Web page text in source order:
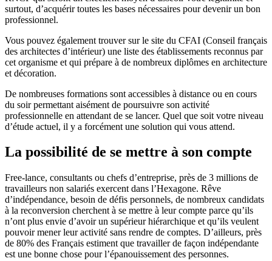
surtout, d’acquérir toutes les bases nécessaires pour devenir un bon
professionnel.
Vous pouvez également trouver sur le site du CFAI (Conseil français
des architectes d’intérieur) une liste des établissements reconnus par
cet organisme et qui prépare à de nombreux diplômes en architecture
et décoration.
De nombreuses formations sont accessibles à distance ou en cours
du soir permettant aisément de poursuivre son activité
professionnelle en attendant de se lancer. Quel que soit votre niveau
d’étude actuel, il y a forcément une solution qui vous attend.
La possibilité de se mettre à son compte
Free-lance, consultants ou chefs d’entreprise, près de 3 millions de
travailleurs non salariés exercent dans l’Hexagone. Rêve
d’indépendance, besoin de défis personnels, de nombreux candidats
à la reconversion cherchent à se mettre à leur compte parce qu’ils
n’ont plus envie d’avoir un supérieur hiérarchique et qu’ils veulent
pouvoir mener leur activité sans rendre de comptes. D’ailleurs, près
de 80% des Français estiment que travailler de façon indépendante
est une bonne chose pour l’épanouissement des personnes.